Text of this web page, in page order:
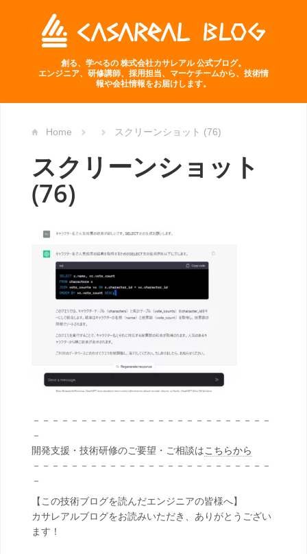
創る、学べるの 株式会社カサレアル 公式ブログ。
エンジニア、研修講師、採用担当、マーケチームから、技術情
報や会社情報をお届けします。
Home スクリーンショット (76)
スクリーンショット
(76)
－－－－－－－－－－－－－－－－－－－－－－－－－
－
開発支援・技術研修のご要望・ご相談はこちらから
－－－－－－－－－－－－－－－－－－－－－－－－－
－
【この技術ブログを読んだエンジニアの皆様へ】
カサレアルブログをお読みいただき、ありがとうござい
ます！